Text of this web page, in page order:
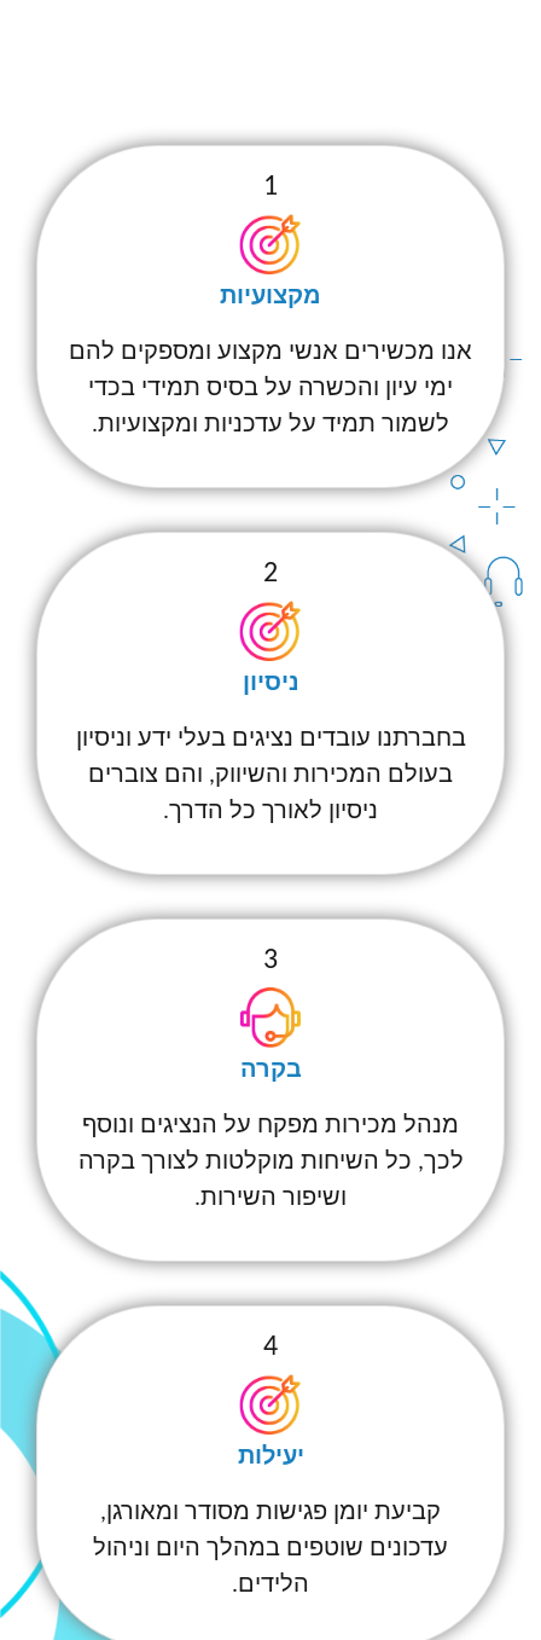
1
מקצועיות
אנו מכשירים אנשי מקצוע ומספקים להם
ימי עיון והכשרה על בסיס תמידי בכדי
לשמור תמיד על עדכניות ומקצועיות.
2
ניסיון
בחברתנו עובדים נציגים בעלי ידע וניסיון
בעולם המכירות והשיווק, והם צוברים
ניסיון לאורך כל הדרך.
3
בקרה
מנהל מכירות מפקח על הנציגים ונוסף
לכך, כל השיחות מוקלטות לצורך בקרה
ושיפור השירות.
4
יעילות
קביעת יומן פגישות מסודר ומאורגן,
עדכונים שוטפים במהלך היום וניהול
הלידים.